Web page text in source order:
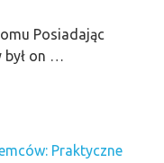
Posiadając
był on …
Praktyczne